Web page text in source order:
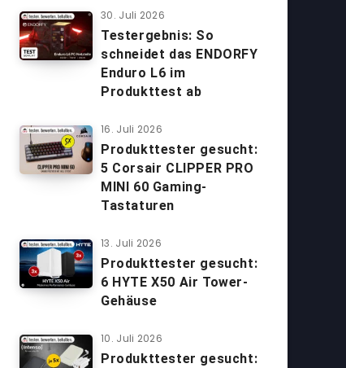
30. Juli 2026
Testergebnis: So
schneidet das ENDORFY
Enduro L6 im
Produkttest ab
16. Juli 2026
Produkttester gesucht:
5 Corsair CLIPPER PRO
MINI 60 Gaming-
Tastaturen
13. Juli 2026
Produkttester gesucht:
6 HYTE X50 Air Tower-
Gehäuse
10. Juli 2026
Produkttester gesucht: